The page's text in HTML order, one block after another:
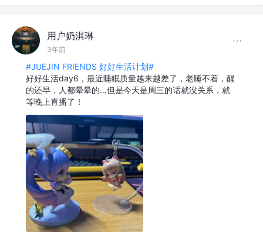
用户奶淇琳
3年前
#JUEJIN FRIENDS 好好生活计划#
好好生活day6，最近睡眠质量越来越差了，老睡不着，醒
的还早，人都晕晕的…但是今天是周三的话就没关系，就
等晚上直播了！